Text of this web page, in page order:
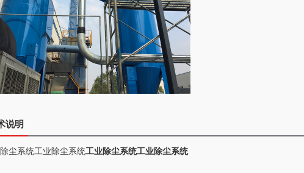
说明
尘系统工业除尘系统工业除尘系统工业除尘系统